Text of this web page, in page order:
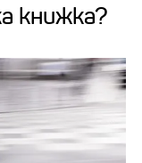
книжка?